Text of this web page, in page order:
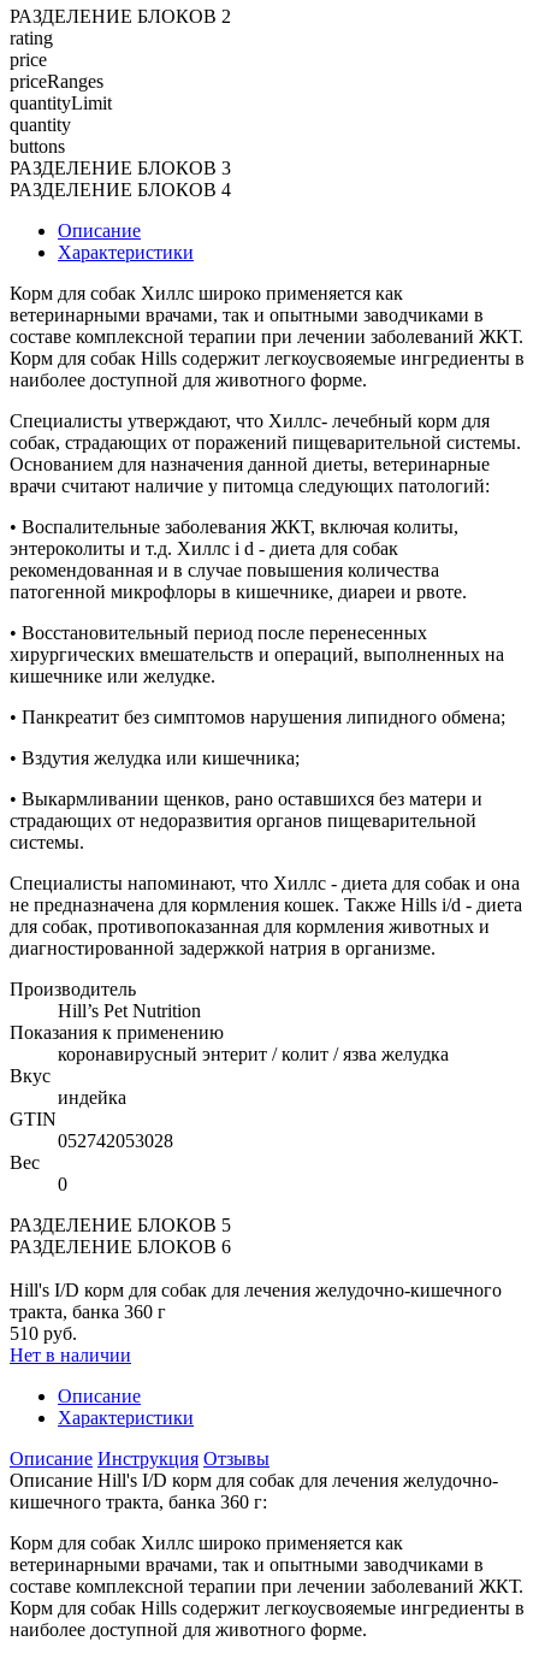
РАЗДЕЛЕНИЕ БЛОКОВ 2
rating
price
priceRanges
quantityLimit
quantity
buttons
РАЗДЕЛЕНИЕ БЛОКОВ 3
РАЗДЕЛЕНИЕ БЛОКОВ 4
Описание
Характеристики
Корм для собак Хиллс широко применяется как
ветеринарными врачами, так и опытными заводчиками в
составе комплексной терапии при лечении заболеваний ЖКТ.
Корм для собак Hills содержит легкоусвояемые ингредиенты в
наиболее доступной для животного форме.
Специалисты утверждают, что Хиллс- лечебный корм для
собак, страдающих от поражений пищеварительной системы.
Основанием для назначения данной диеты, ветеринарные
врачи считают наличие у питомца следующих патологий:
• Воспалительные заболевания ЖКТ, включая колиты,
энтероколиты и т.д. Хиллс i d - диета для собак
рекомендованная и в случае повышения количества
патогенной микрофлоры в кишечнике, диареи и рвоте.
• Восстановительный период после перенесенных
хирургических вмешательств и операций, выполненных на
кишечнике или желудке.
• Панкреатит без симптомов нарушения липидного обмена;
• Вздутия желудка или кишечника;
• Выкармливании щенков, рано оставшихся без матери и
страдающих от недоразвития органов пищеварительной
системы.
Специалисты напоминают, что Хиллс - диета для собак и она
не предназначена для кормления кошек. Также Hills i/d - диета
для собак, противопоказанная для кормления животных и
диагностированной задержкой натрия в организме.
Производитель
Hill’s Pet Nutrition
Показания к применению
коронавирусный энтерит / колит / язва желудка
Вкус
индейка
GTIN
052742053028
Вес
0
РАЗДЕЛЕНИЕ БЛОКОВ 5
РАЗДЕЛЕНИЕ БЛОКОВ 6
Hill's I/D корм для собак для лечения желудочно-кишечного
тракта, банка 360 г
510 руб.
Нет в наличии
Описание
Характеристики
Описание Инструкция Отзывы
Описание Hill's I/D корм для собак для лечения желудочно-
кишечного тракта, банка 360 г:
Корм для собак Хиллс широко применяется как
ветеринарными врачами, так и опытными заводчиками в
составе комплексной терапии при лечении заболеваний ЖКТ.
Корм для собак Hills содержит легкоусвояемые ингредиенты в
наиболее доступной для животного форме.